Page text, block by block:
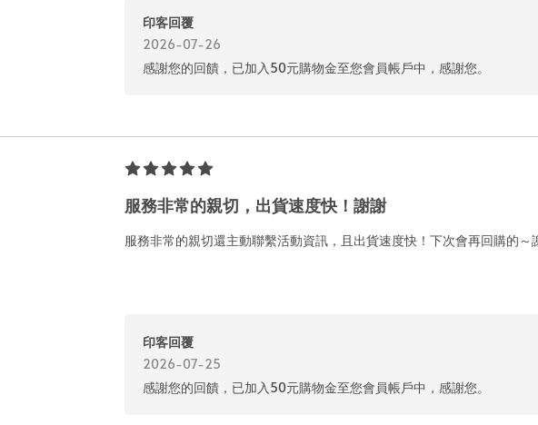
印客回覆
2026-07-26
感謝您的回饋，已加入50元購物金至您會員帳戶中，感謝您。
服務非常的親切，出貨速度快！謝謝
服務非常的親切還主動聯繫活動資訊，且出貨速度快！下次會再回購的～
印客回覆
2026-07-25
感謝您的回饋，已加入50元購物金至您會員帳戶中，感謝您。